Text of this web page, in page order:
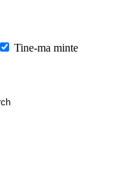
Tine-ma minte